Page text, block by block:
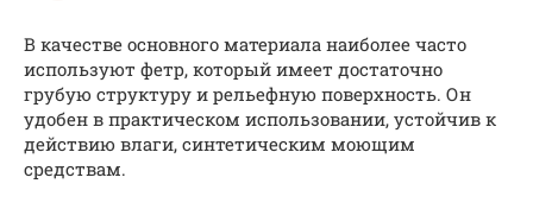
В качестве основного материала наиболее часто
используют фетр, который имеет достаточно
грубую структуру и рельефную поверхность. Он
удобен в практическом использовании, устойчив к
действию влаги, синтетическим моющим
средствам.